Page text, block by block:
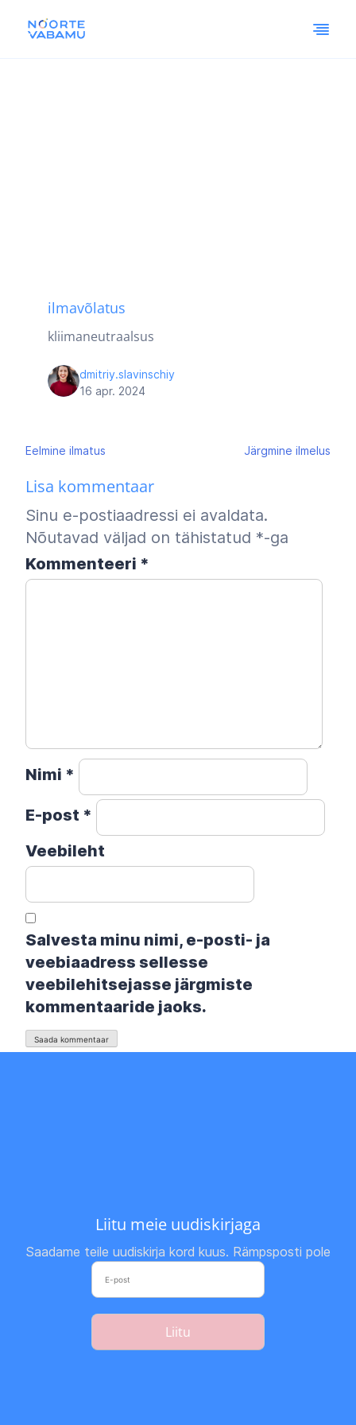
ilmavõlatus
kliimaneutraalsus
dmitriy.slavinschiy
16 apr. 2024
Navigeerimine
Eelmine ilmatus Järgmine ilmelus
Lisa kommentaar
Sinu e-postiaadressi ei avaldata.
Nõutavad väljad on tähistatud *-ga
Kommenteeri *
Nimi *
E-post *
Veebileht
Salvesta minu nimi, e-posti- ja
veebiaadress sellesse
veebilehitsejasse järgmiste
kommentaaride jaoks.
Liitu meie uudiskirjaga
Saadame teile uudiskirja kord kuus. Rämpsposti pole
Liitu